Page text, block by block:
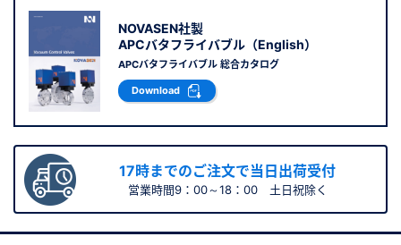
NOVASEN社製
APCバタフライバブル（English）
APCバタフライバブル 総合カタログ
Download
17時までのご注文で当日出荷受付
営業時間9：00～18：00 土日祝除く